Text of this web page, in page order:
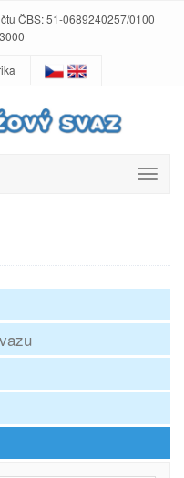
ČBS: 51-0689240257/0100